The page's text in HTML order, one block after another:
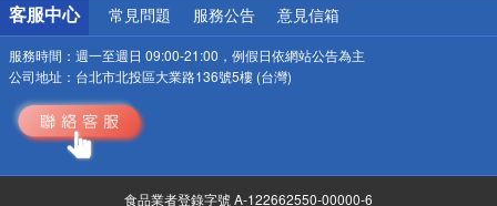
客服中心 常見問題 服務公告 意見信箱
服務時間： 週一至週日 09:00-21:00，例假日依網站公告為主
公司地址： 台北市北投區大業路136號5樓 (台灣)
食品業者登錄字號 A-122662550-00000-6